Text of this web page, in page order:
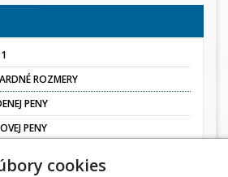
ROZMERY
PENY
PENY
cookies